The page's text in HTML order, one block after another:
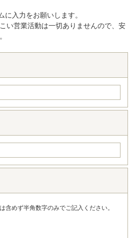
入力をお願いします。
い営業活動は一切ありませんので、安
含めず半角数字のみでご記入ください。